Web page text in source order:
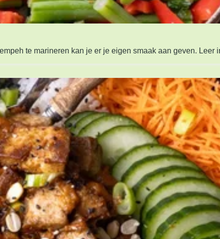
te marineren kan je er je eigen smaak aan geven.